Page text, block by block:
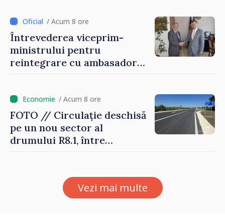
/ Acum 8 ore
Întrevederea viceprim-
ministrului pentru
reintegrare cu ambasadorul
/ Acum 8 ore
FOTO // Circulație deschisă
pe un nou sector al
drumului R8.1, între
înseamnă deplasări sigure
ale agenților economici și
Vezi mai multe